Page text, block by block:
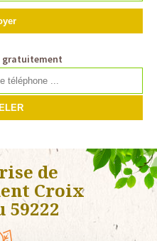
gratuitement
de
Croix
59222